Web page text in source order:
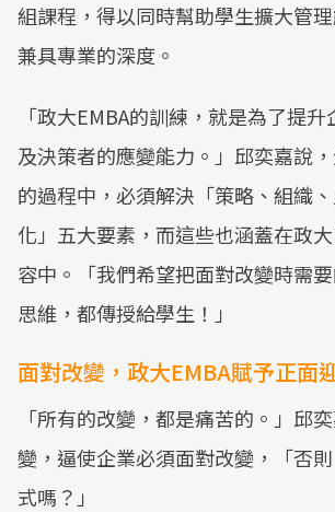
組課程，得以同時幫助學生擴大管
兼具專業的深度。
「政大EMBA的訓練，就是為了提
及決策者的應變能力。」邱奕嘉說
的過程中，必須解決「策略、組織
化」五大要素，而這些也涵蓋在政
容中。「我們希望把面對改變時需
思維，都傳授給學生！」
面對改變，政大EMBA賦予正面
「所有的改變，都是痛苦的。」邱
變，逼使企業必須面對改變，「否
式嗎？」